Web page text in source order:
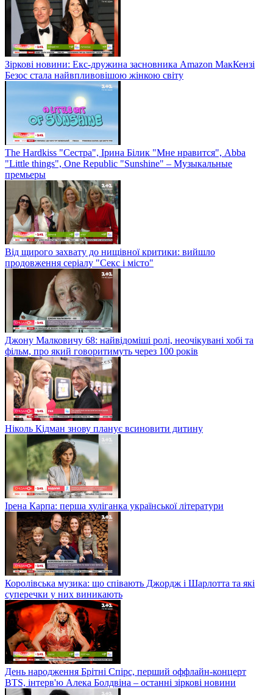
Зіркові новини: Екс-дружина засновника Amazon МакКензі
Безос стала найвпливовішою жінкою світу
The Hardkiss "Сестра", Ірина Білик "Мне нравится", Abba
"Little things", One Republic "Sunshine" – Музыкальные
премьеры
Від щирого захвату до нищівної критики: вийшло
продовження серіалу "Секс і місто"
Джону Малковичу 68: найвідоміші ролі, неочікувані хобі та
фільм, про який говоритимуть через 100 років
Ніколь Кідман знову планує всиновити дитину
Ірена Карпа: перша хуліганка української літератури
Королівська музика: що співають Джордж і Шарлотта та які
суперечки у них виникають
День народження Брітні Спірс, перший оффлайн-концерт
BTS, інтерв'ю Алека Болдвіна – останні зіркові новини